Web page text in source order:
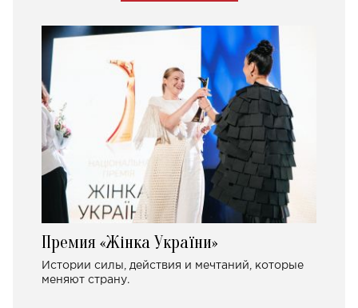
Премия «Жінка України»
Истории силы, действия и мечтаний, которые
меняют страну.